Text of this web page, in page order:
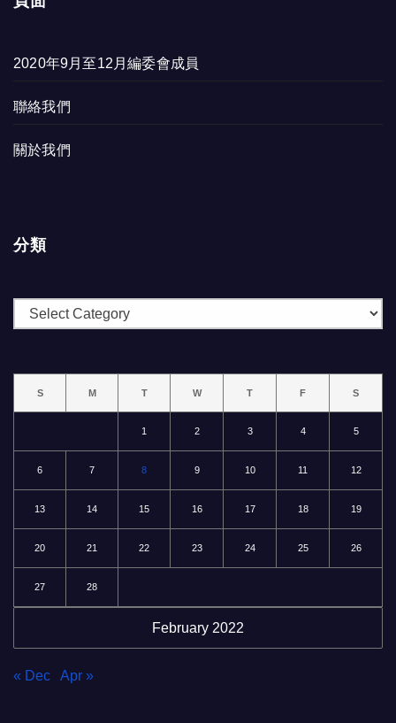
2020年9月至12月編委會成員
聯絡我們
關於我們
分類
February 2022
S M T W T F S
1 2 3 4 5
6 7 8 9 10 11 12
13 14 15 16 17 18 19
20 21 22 23 24 25 26
27 28
« Dec Apr »